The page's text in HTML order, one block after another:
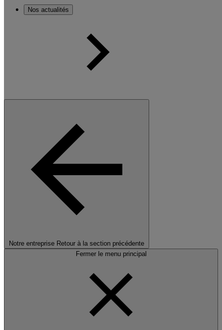
Nos actualités
Notre entreprise Retour à la section précédente
Fermer le menu principal